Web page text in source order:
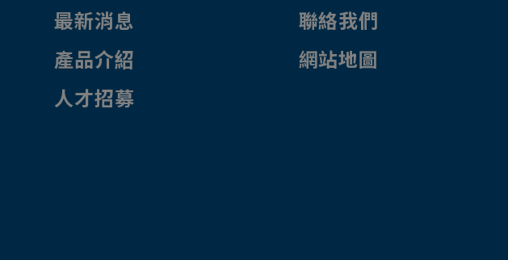
最新消息
產品介紹
人才招募
聯絡我們
網站地圖